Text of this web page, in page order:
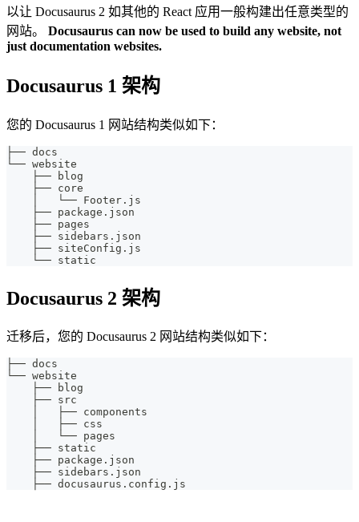
以让 Docusaurus 2 如其他的 React 应用一般构建出任意类型的
网站。 Docusaurus can now be used to build any website, not
just documentation websites.
Docusaurus 1 架构
您的 Docusaurus 1 网站结构类似如下：
├── docs
└── website
    ├── blog
    ├── core
    │   └── Footer.js
    ├── package.json
    ├── pages
    ├── sidebars.json
    ├── siteConfig.js
    └── static
Docusaurus 2 架构
迁移后，您的 Docusaurus 2 网站结构类似如下：
├── docs
└── website
    ├── blog
    ├── src
    │   ├── components
    │   ├── css
    │   └── pages
    ├── static
    ├── package.json
    ├── sidebars.json
    ├── docusaurus.config.js